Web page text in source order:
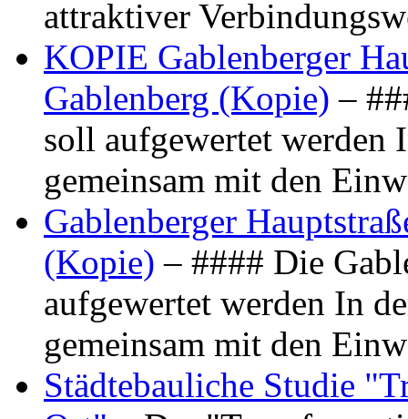
attraktiver
KOPIE Gablenberger
Gablenberg (Kopie) –
soll aufgewertet werden
gemeinsam mit den
Gablenberger
(Kopie) – #### Die
aufgewertet werden In
gemeinsam mit den
Städtebauliche Studie